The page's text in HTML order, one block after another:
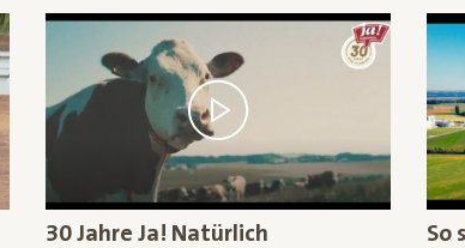
30 Jahre Ja! Natürlich
So